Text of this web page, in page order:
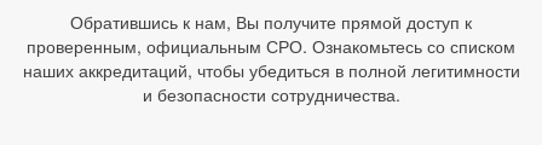
Обратившись к нам, Вы получите прямой доступ к
проверенным, официальным СРО. Ознакомьтесь со списком
наших аккредитаций, чтобы убедиться в полной легитимности
и безопасности сотрудничества.